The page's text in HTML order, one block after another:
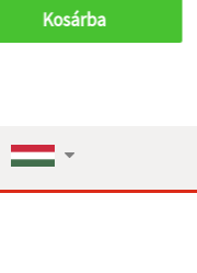
Kosárba